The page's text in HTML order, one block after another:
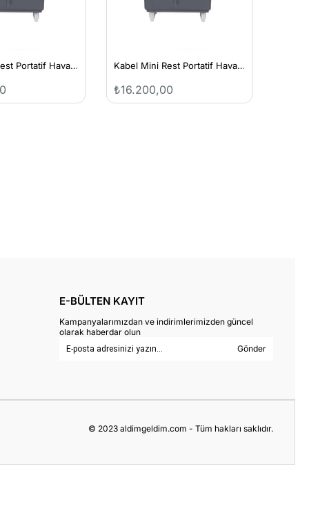
Kabel Mini Rest Portatif Hava Soğutucu Kabel Mini Rest Portatif Hava Soğutucu
₺16.200,00
E-BÜLTEN KAYIT
Kampanyalarımızdan ve indirimlerimizden güncel
olarak haberdar olun
Gönder
© 2023 aldimgeldim.com - Tüm hakları saklıdır.